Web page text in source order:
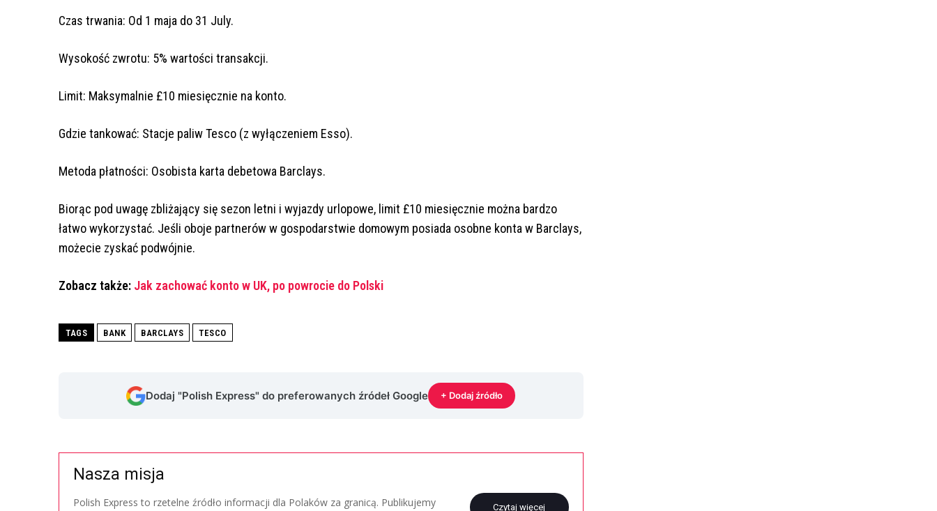
Czas trwania: Od 1 maja do 31 July.
Wysokość zwrotu: 5% wartości transakcji.
Limit: Maksymalnie £10 miesięcznie na konto.
Gdzie tankować: Stacje paliw Tesco (z wyłączeniem Esso).
Metoda płatności: Osobista karta debetowa Barclays.
Biorąc pod uwagę zbliżający się sezon letni i wyjazdy urlopowe, limit £10 miesięcznie można bardzo
łatwo wykorzystać. Jeśli oboje partnerów w gospodarstwie domowym posiada osobne konta w Barclays,
możecie zyskać podwójnie.
Zobacz także: Jak zachować konto w UK, po powrocie do Polski
TAGS BANK BARCLAYS TESCO
Dodaj "Polish Express" do preferowanych źródeł Google + Dodaj źródło
Nasza misja
Polish Express to rzetelne źródło informacji dla Polaków za granicą. Publikujemy Czytaj więcej